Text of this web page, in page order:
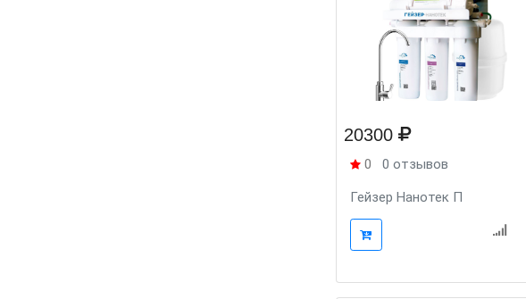
20300
0 0 отзывов
Гейзер Нанотек П